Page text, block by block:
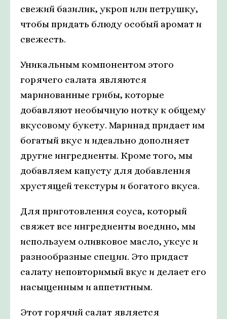
свежий базилик, укроп или петрушку,
чтобы придать блюду особый аромат и
свежесть.
Уникальным компонентом этого
горячего салата являются
маринованные грибы, которые
добавляют необычную нотку к общему
вкусовому букету. Маринад придает им
богатый вкус и идеально дополняет
другие ингредиенты. Кроме того, мы
добавляем капусту для добавления
хрустящей текстуры и богатого вкуса.
Для приготовления соуса, который
свяжет все ингредиенты воедино, мы
используем оливковое масло, уксус и
разнообразные специи. Это придаст
салату неповторимый вкус и делает его
насыщенным и аппетитным.
Этот горячий салат является